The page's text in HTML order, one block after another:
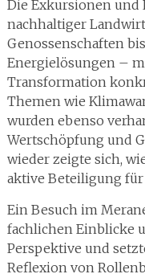
Die Exkursionen und
nachhaltiger
Genossenschaften
Energielösungen –
Transformation
Themen wie
wurden ebenso
Wertschöpfung und
wieder zeigte sich,
aktive Beteiligung für
Ein Besuch im
fachlichen Einblicke
Perspektive und
Reflexion von